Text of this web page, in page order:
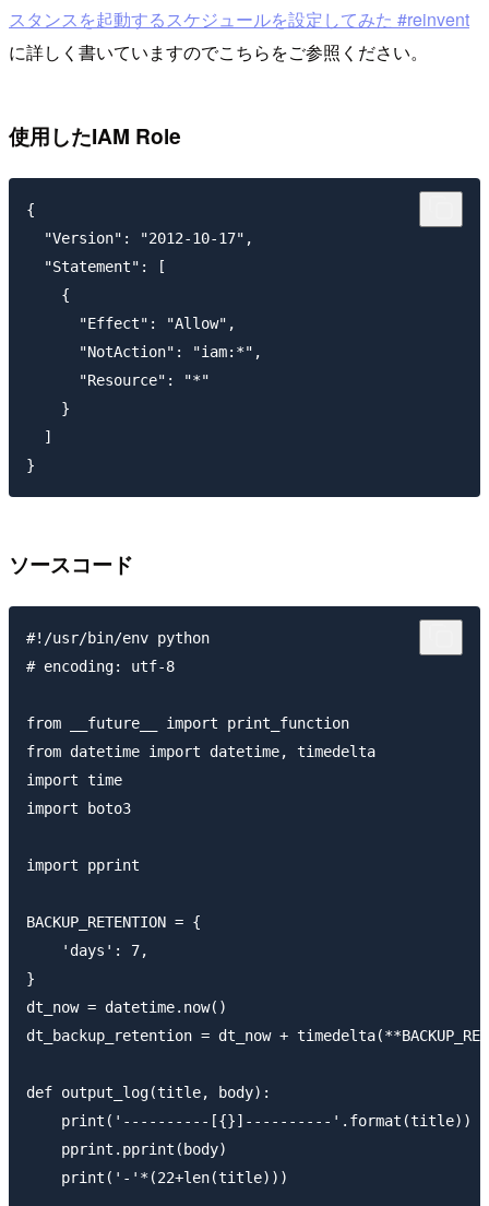
スタンスを起動するスケジュールを設定してみた #reinvent
に詳しく書いていますのでこちらをご参照ください。
使用したIAM Role
{
  "Version": "2012-10-17",
  "Statement": [
    {
      "Effect": "Allow",
      "NotAction": "iam:*",
      "Resource": "*"
    }
  ]
ソースコード
#!/usr/bin/env python
# encoding: utf-8
from __future__ import print_function
from datetime import datetime, timedelta
import time
import boto3
import pprint
BACKUP_RETENTION = {
    'days': 7,
}
dt_now = datetime.now()
dt_backup_retention = dt_now +
def output_log(title, body):
    print('----------[{}]----------'.format(title))
    pprint.pprint(body)
    print('-'*(22+len(title)))